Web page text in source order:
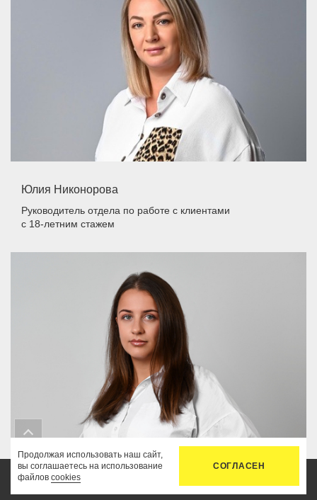
Юлия Никонорова
Руководитель отдела по работе с клиентами
с 18-летним стажем
Мария Ларина
Помощник юриста отдела юридического сопровождения
Продолжая использовать наш сайт,
вы соглашаетесь на использование
файлов cookies
СОГЛАСЕН